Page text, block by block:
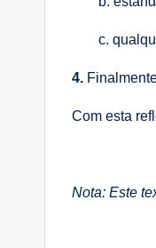
c.
4.
Com esta
Nota: Este